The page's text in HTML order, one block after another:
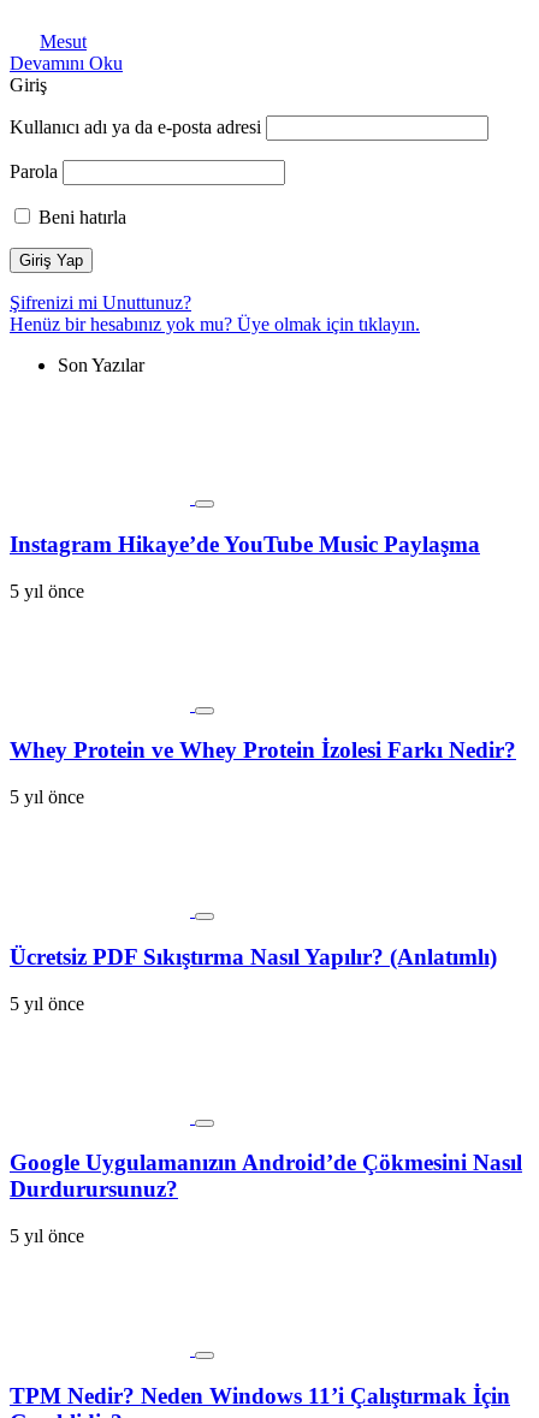
Mesut
Devamını Oku
Giriş
Kullanıcı adı ya da e-posta adresi
Parola
Beni hatırla
Şifrenizi mi Unuttunuz?
Henüz bir hesabınız yok mu? Üye olmak için tıklayın.
Son Yazılar
Instagram Hikaye’de YouTube Music Paylaşma
5 yıl önce
Whey Protein ve Whey Protein İzolesi Farkı Nedir?
5 yıl önce
Ücretsiz PDF Sıkıştırma Nasıl Yapılır? (Anlatımlı)
5 yıl önce
Google Uygulamanızın Android’de Çökmesini Nasıl
Durdurursunuz?
5 yıl önce
TPM Nedir? Neden Windows 11’i Çalıştırmak İçin